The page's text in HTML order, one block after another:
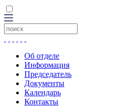
Об отделе
Информация
Председатель
Документы
Календарь
Контакты